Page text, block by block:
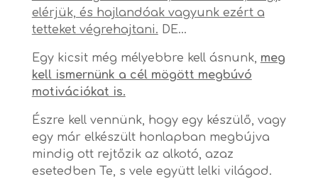
elérjük, és hajlandóak vagyunk ezért a
tetteket végrehajtani. DE…
Egy kicsit még mélyebbre kell ásnunk, meg
kell ismernünk a cél mögött megbúvó
motivációkat is.
Észre kell vennünk, hogy egy készülő, vagy
egy már elkészült honlapban megbújva
mindig ott rejtőzik az alkotó, azaz
esetedben Te, s vele együtt lelki világod.